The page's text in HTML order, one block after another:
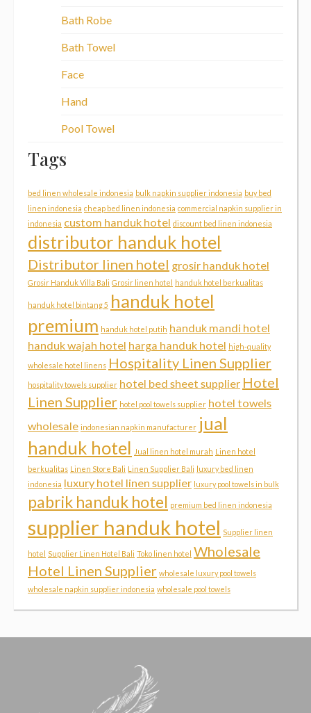
Bath Robe
Bath Towel
Face
Hand
Pool Towel
Tags
bed linen wholesale indonesia bulk napkin supplier indonesia buy bed
linen indonesia cheap bed linen indonesia commercial napkin supplier in
indonesia custom handuk hotel discount bed linen indonesia
distributor handuk hotel
Distributor linen hotel grosir handuk hotel
Grosir Handuk Villa Bali Grosir linen hotel handuk hotel berkualitas
handuk hotel bintang 5 handuk hotel
premium handuk hotel putih handuk mandi hotel
handuk wajah hotel harga handuk hotel high-quality
wholesale hotel linens Hospitality Linen Supplier
hospitality towels supplier hotel bed sheet supplier Hotel
Linen Supplier hotel pool towels supplier hotel towels
wholesale indonesian napkin manufacturer jual
handuk hotel Jual linen hotel murah Linen hotel
berkualitas Linen Store Bali Linen Supplier Bali
luxury bed linen
indonesia luxury hotel linen supplier luxury pool towels in bulk
pabrik handuk hotel premium bed linen indonesia
supplier handuk hotel Supplier linen
hotel Supplier Linen Hotel Bali Toko linen hotel Wholesale
Hotel Linen Supplier wholesale luxury pool towels
wholesale napkin supplier indonesia wholesale pool towels